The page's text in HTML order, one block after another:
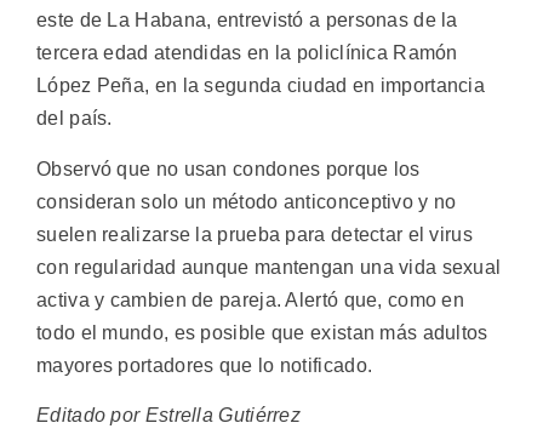
este de La Habana, entrevistó a personas de la
tercera edad atendidas en la policlínica Ramón
López Peña, en la segunda ciudad en importancia
del país.
Observó que no usan condones porque los
consideran solo un método anticonceptivo y no
suelen realizarse la prueba para detectar el virus
con regularidad aunque mantengan una vida sexual
activa y cambien de pareja. Alertó que, como en
todo el mundo, es posible que existan más adultos
mayores portadores que lo notificado.
Editado por Estrella Gutiérrez